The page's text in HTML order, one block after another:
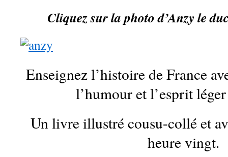
Cliquez sur la photo d’Anzy le
Enseignez l’histoire de France
l’humour et l’esprit
Un livre illustré cousu-collé et
heure vingt.